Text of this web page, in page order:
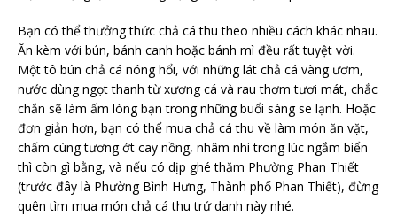
Bạn có thể thưởng thức chả cá thu theo nhiều cách khác nhau.
Ăn kèm với bún, bánh canh hoặc bánh mì đều rất tuyệt vời.
Một tô bún chả cá nóng hổi, với những lát chả cá vàng ươm,
nước dùng ngọt thanh từ xương cá và rau thơm tươi mát, chắc
chắn sẽ làm ấm lòng bạn trong những buổi sáng se lạnh. Hoặc
đơn giản hơn, bạn có thể mua chả cá thu về làm món ăn vặt,
chấm cùng tương ớt cay nồng, nhâm nhi trong lúc ngắm biển
thì còn gì bằng, và nếu có dịp ghé thăm Phường Phan Thiết
(trước đây là Phường Bình Hưng, Thành phố Phan Thiết), đừng
quên tìm mua món chả cá thu trứ danh này nhé.